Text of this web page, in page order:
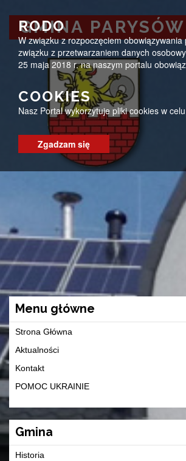
RODO
W związku z rozpoczęciem
związku z przetwarzaniem danych
25 maja 2018 r. na naszym portalu
COOKIES
Nasz Portal wykorzytuje pliki cookies w
Zgadzam się
GMINA
GMINA PARYSÓW
Menu główne
Strona Główna
Aktualności
Kontakt
POMOC UKRAINIE
Gmina
Historia